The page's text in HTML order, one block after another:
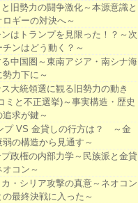
旧勢力の闘争激化～本源意識と
ロギーの対決へ～
はトランプを見限った！？～次
チンはどう動く？～
中国圏～東南アジア・南シナ海
勢力下に～
大統領選に観る旧勢力の動き
ミと不正選挙)～事実構造・歴史
求が鍵～
プ VS 金貸しの行方は？ ～金
弱の構造から見通す～
プ政権の内部力学～民族派と金貸
オコン～
・シリア攻撃の真意～ネオコン
の最終決戦に入った～